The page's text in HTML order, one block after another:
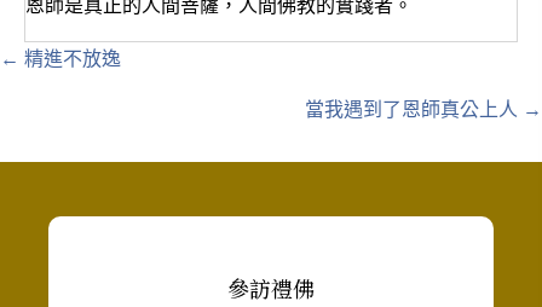
Posts
← 精進不放逸
當我遇到了恩師真公上人 →
參訪禮佛